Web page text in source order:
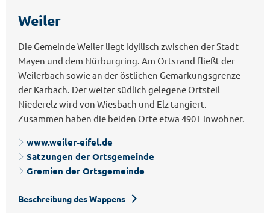
Weiler
Die Gemeinde Weiler liegt idyllisch zwischen der Stadt
Mayen und dem Nürburgring. Am Ortsrand fließt der
Weilerbach sowie an der östlichen Gemarkungsgrenze
der Karbach. Der weiter südlich gelegene Ortsteil
Niederelz wird von Wiesbach und Elz tangiert.
Zusammen haben die beiden Orte etwa 490 Einwohner.
www.weiler-eifel.de
Satzungen der Ortsgemeinde
Gremien der Ortsgemeinde
Beschreibung des Wappens